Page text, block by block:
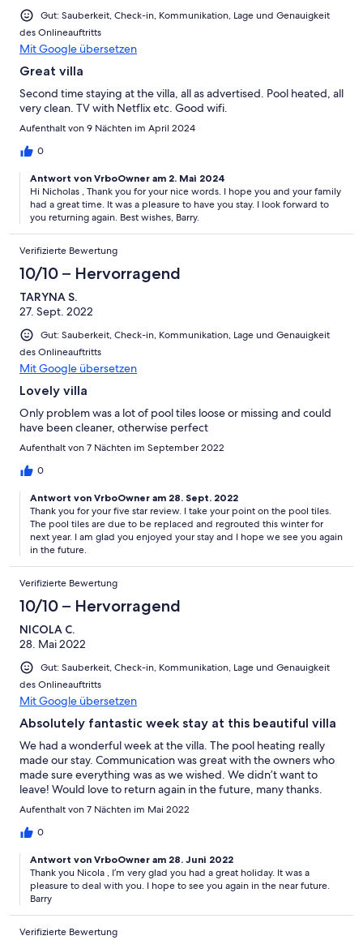
Gut: Sauberkeit, Check-in, Kommunikation, Lage und Genauigkeit
des Onlineauftritts
Mit Google übersetzen
Great villa
Second time staying at the villa, all as advertised. Pool heated, all
very clean. TV with Netflix etc. Good wifi.
Aufenthalt von 9 Nächten im April 2024
0
Antwort von VrboOwner am 2. Mai 2024
Hi Nicholas , Thank you for your nice words. I hope you and your family
had a great time. It was a pleasure to have you stay. I look forward to
you returning again. Best wishes, Barry.
Verifizierte Bewertung
10/10 – Hervorragend
TARYNA S.
27. Sept. 2022
Gut: Sauberkeit, Check-in, Kommunikation, Lage und Genauigkeit
des Onlineauftritts
Mit Google übersetzen
Lovely villa
Only problem was a lot of pool tiles loose or missing and could
have been cleaner, otherwise perfect
Aufenthalt von 7 Nächten im September 2022
0
Antwort von VrboOwner am 28. Sept. 2022
Thank you for your five star review. I take your point on the pool tiles.
The pool tiles are due to be replaced and regrouted this winter for
next year. I am glad you enjoyed your stay and I hope we see you again
in the future.
Verifizierte Bewertung
10/10 – Hervorragend
NICOLA C.
28. Mai 2022
Gut: Sauberkeit, Check-in, Kommunikation, Lage und Genauigkeit
des Onlineauftritts
Mit Google übersetzen
Absolutely fantastic week stay at this beautiful villa
We had a wonderful week at the villa. The pool heating really
made our stay. Communication was great with the owners who
made sure everything was as we wished. We didn’t want to
leave! Would love to return again in the future, many thanks.
Aufenthalt von 7 Nächten im Mai 2022
0
Antwort von VrboOwner am 28. Juni 2022
Thank you Nicola , I’m very glad you had a great holiday. It was a
pleasure to deal with you. I hope to see you again in the near future.
Barry
Verifizierte Bewertung